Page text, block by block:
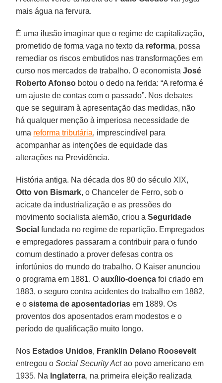
mais água na fervura.
É uma ilusão imaginar que o regime de capitalização,
prometido de forma vaga no texto da reforma, possa
remediar os riscos embutidos nas transformações em
curso nos mercados de trabalho. O economistaJosé
Roberto Afonso botou o dedo na ferida: “A reforma é
um ajuste de contas com o passado”. Nos debates
que se seguiram à apresentação das medidas, não
há qualquer menção à imperiosa necessidade de
uma reforma tributária, imprescindível para
acompanhar as intenções de equidade das
alterações na Previdência.
História antiga. Na década dos 80 do século XIX,
Otto von Bismark, o Chanceler de Ferro, sob o
acicate da industrialização e as pressões do
movimento socialista alemão, criou a Seguridade
Social fundada no regime de repartição. Empregados
e empregadores passaram a contribuir para o fundo
comum destinado a prover defesas contra os
infortúnios do mundo do trabalho. O Kaiser anunciou
o programa em 1881. O auxílio-doença foi criado em
1883, o seguro contra acidentes do trabalho em 1882,
e o sistema de aposentadorias em 1889. Os
proventos dos aposentados eram modestos e o
período de qualificação muito longo.
Nos Estados Unidos, Franklin Delano Roosevelt
entregou oSocial Security Actao povo americano em
1935. Na Inglaterra, na primeira eleição realizada